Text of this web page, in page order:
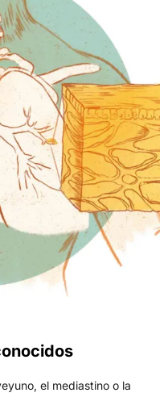
el mediastino o la